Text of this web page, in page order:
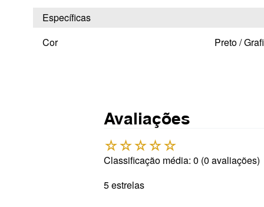
Específicas
Cor
Preto /
Avaliações
☆☆☆☆☆
Classificação média: 0 (0 avaliações)
5 estrelas